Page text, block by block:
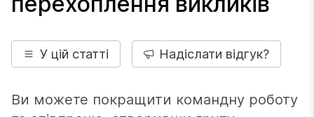
У цій статті Надіслати відгук?
Ви можете покращити командну роботу